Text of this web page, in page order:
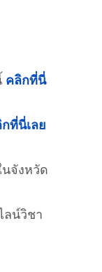
คลิกที่นี่
ที่นี่เลย
จังหวัด
ลน์วิชา